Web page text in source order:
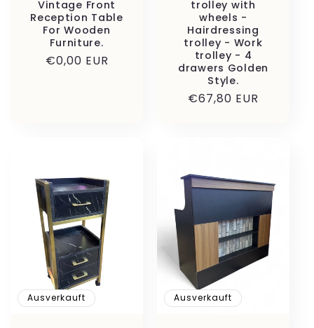
Vintage Front
Reception Table
For Wooden
Furniture.
Normaler
€0,00 EUR
trolley with
wheels -
Hairdressing
trolley - Work
trolley - 4
drawers Golden
Style.
Normaler
€67,80 EUR
Ausverkauft Ausverkauft